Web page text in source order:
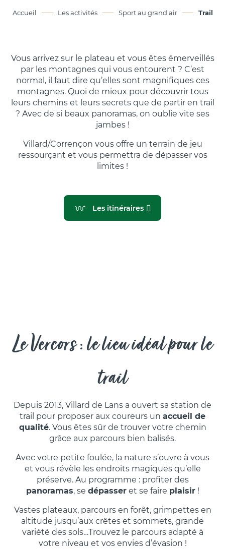
Accueil Les activités Sport au grand air Trail
Vous arrivez sur le plateau et vous êtes émerveillés
par les montagnes qui vous entourent ? C’est
normal, il faut dire qu’elles sont magnifiques ces
montagnes. Quoi de mieux pour découvrir tous
leurs chemins et leurs secrets que de partir en trail
? Avec de si beaux panoramas, on oublie vite ses
jambes !
Villard/Corrençon vous offre un terrain de jeu
ressourçant et vous permettra de dépasser vos
limites !
Les itinéraires
Le Vercors : le lieu idéal pour le
trail
Depuis 2013, Villard de Lans a ouvert sa station de
trail pour proposer aux coureurs un accueil de
qualité. Vous êtes sûr de trouver votre chemin
grâce aux parcours bien balisés.
Avec votre petite foulée, la nature s’ouvre à vous
et vous révèle les endroits magiques qu’elle
préserve. Au programme : profiter des
panoramas, se dépasseret se faire plaisir!
Vastes plateaux, parcours en forêt, grimpettes en
altitude jusqu’aux crêtes et sommets, grande
variété des sols…Trouvez le parcours adapté à
votre niveau et vos envies d’évasion !